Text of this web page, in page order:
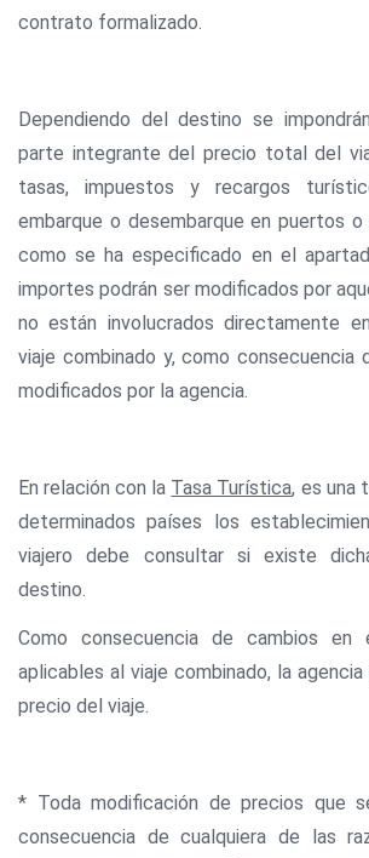
contrato formalizado.
Dependiendo del destino se
parte integrante del precio total del
tasas, impuestos y recargos
embarque o desembarque en puertos
como se ha especificado en el
importes podrán ser modificados por
no están involucrados directamente
viaje combinado y, como consecuencia
modificados por la agencia.
En relación con la Tasa Turística, es una
determinados países los
viajero debe consultar si existe
destino.
Como consecuencia de cambios
aplicables al viaje combinado, la
precio del viaje.
* Toda modificación de precios que
consecuencia de cualquiera de las